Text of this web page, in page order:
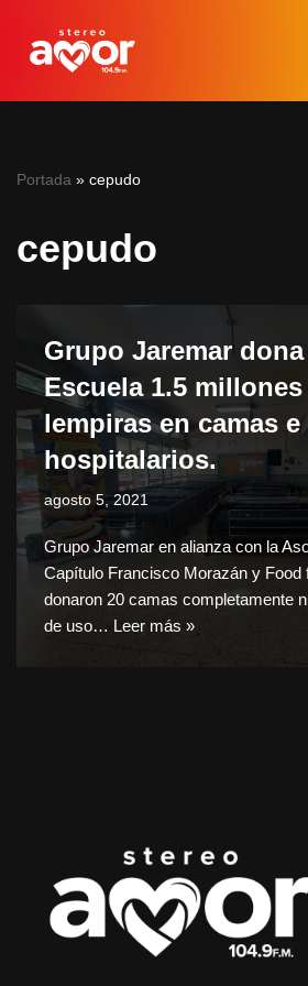
Saltar
Portada » cepudo
cepudo
Grupo Jaremar
Escuela 1.5 millones
lempiras en camas
hospitalarios.
agosto 5, 2021
Grupo Jaremar en alianza con la
Capítulo Francisco Morazán y Food
donaron 20 camas completamente
de uso… Leer más »